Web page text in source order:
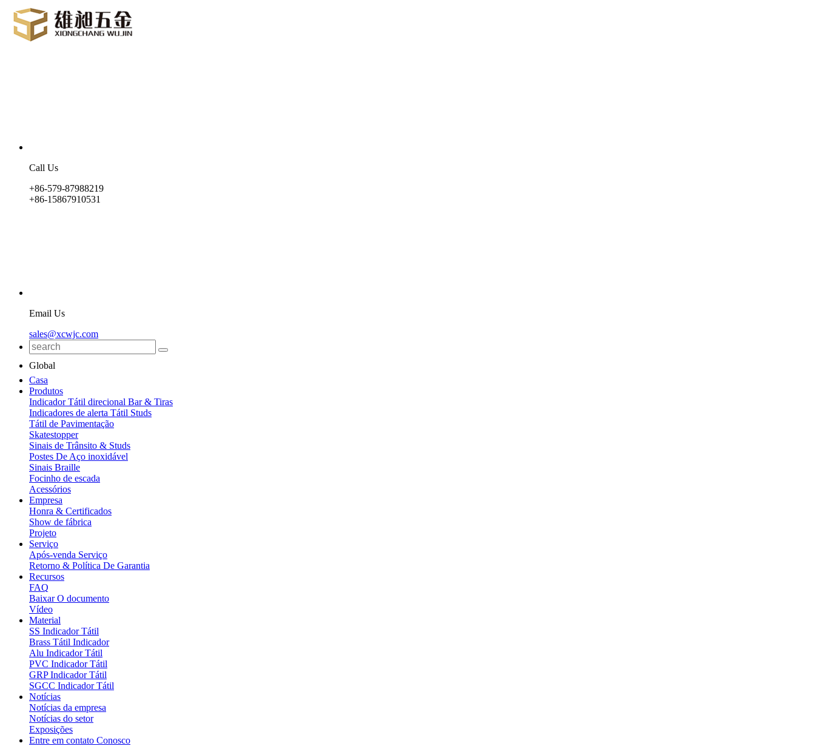
Call Us
+86-579-87988219
+86-15867910531
Email Us
sales@xcwjc.com
Global
Casa
Produtos
Indicador Tátil direcional Bar & Tiras
Indicadores de alerta Tátil Studs
Tátil de Pavimentação
Skatestopper
Sinais de Trânsito & Studs
Postes De Aço inoxidável
Sinais Braille
Focinho de escada
Acessórios
Empresa
Honra & Certificados
Show de fábrica
Projeto
Serviço
Após-venda Serviço
Retorno & Política De Garantia
Recursos
FAQ
Baixar O documento
Vídeo
Material
SS Indicador Tátil
Brass Tátil Indicador
Alu Indicador Tátil
PVC Indicador Tátil
GRP Indicador Tátil
SGCC Indicador Tátil
Notícias
Notícias da empresa
Notícias do setor
Exposições
Entre em contato Conosco